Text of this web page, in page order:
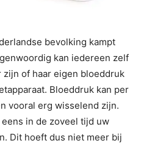
bevolking kampt
kan iedereen zelf
of haar eigen bloeddruk
Bloeddruk kan per
vooral erg wisselend zijn.
eens in de zoveel tijd uw
Dit hoeft dus niet meer bij